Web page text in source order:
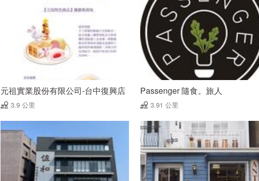
元祖實業股份有限公司-台中復興店
3.9 公里
Passenger 隨食。旅人
3.91 公里